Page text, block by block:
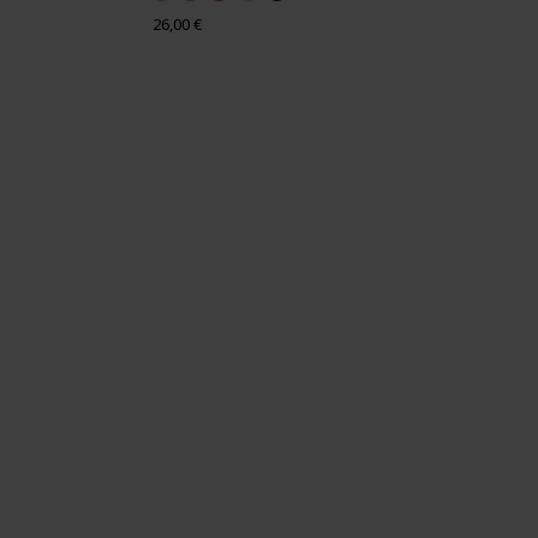
Prix
26,00 €